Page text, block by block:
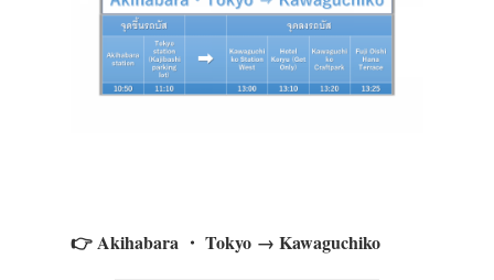
👉 Akihabara ・ Tokyo → Kawaguchiko